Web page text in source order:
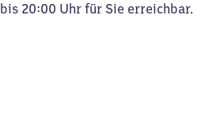
bis 20:00 Uhr für Sie erreichbar.